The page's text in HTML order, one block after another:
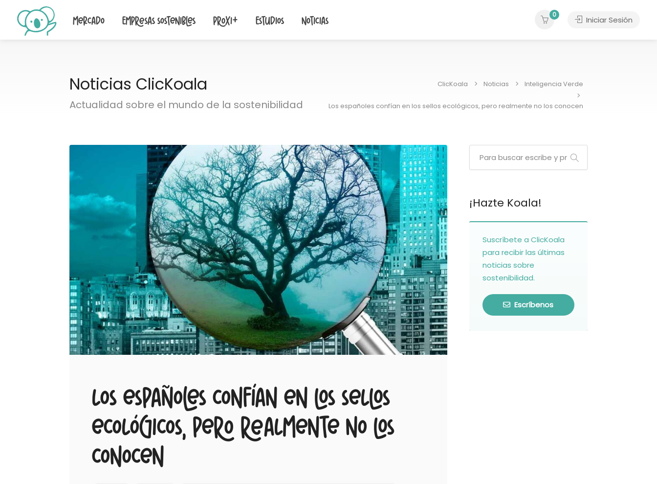
Mercado Empresas sostenibles Proxi+ Estudios Noticias
0
Iniciar Sesión
Noticias ClicKoala
Actualidad sobre el mundo de la sostenibilidad
ClicKoala Noticias Inteligencia Verde
Los españoles confían en los sellos ecológicos, pero realmente no los conocen
Los españoles confían en los sellos
ecológicos, pero realmente no los
conocen
¡Hazte Koala!
Suscríbete a ClicKoala
para recibir las últimas
noticias sobre
sostenibilidad.
Escríbenos